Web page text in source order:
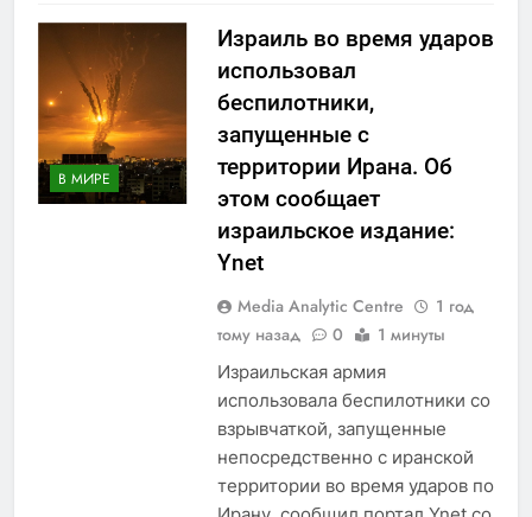
В МИРЕ
Израиль во время ударов
использовал
беспилотники,
запущенные с
территории Ирана. Об
этом сообщает
израильское издание:
Ynet
Media Analytic Centre
1 год
тому назад
0 1 минуты
Израильская армия
использовала беспилотники со
взрывчаткой, запущенные
непосредственно с иранской
территории во время ударов по